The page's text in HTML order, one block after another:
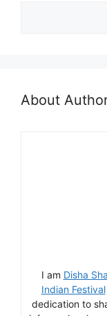
About
I am Disha
Indian Festival
dedication to